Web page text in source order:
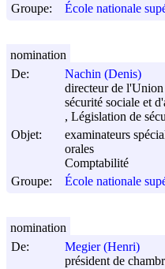
Groupe:
École nationale
De:
Nachin (Denis)
directeur de l'Union
sécurité sociale et
, Législation de
Objet:
examinateurs
orales
Comptabilité
Groupe:
École nationale
nomination
De:
Megier (Henri)
président de
nomination